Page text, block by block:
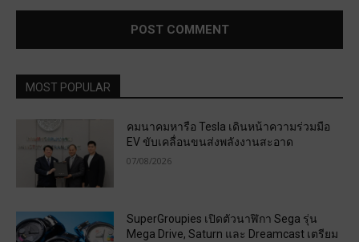
MOST POPULAR
คมนาคมหารือ Tesla เดินหน้าความร่วมมือ
EV ขับเคลื่อนขนส่งพลังงานสะอาด
07/08/2026
SuperGroupies เปิดตัวนาฬิกา Sega รุ่น
Mega Drive, Saturn และ Dreamcast เตรียม